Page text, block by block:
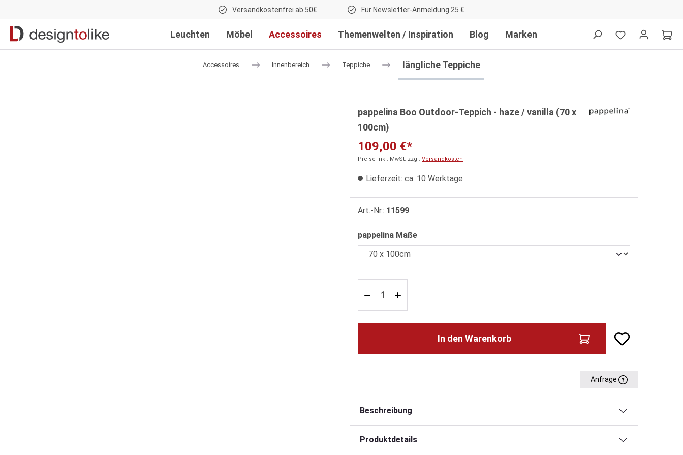
Versandkostenfrei ab 50€ Für Newsletter-Anmeldung 25 €
Leuchten Möbel Accessoires Themenwelten / Inspiration Blog Marken
Accessoires Innenbereich Teppiche längliche Teppiche
pappelina Boo Outdoor-Teppich - haze / vanilla (70 x
100cm)
109,00 €*
Preise inkl. MwSt. zzgl. Versandkosten
Lieferzeit: ca. 10 Werktage
Art.-Nr.: 11599
pappelina Maßeauswählen
In den Warenkorb
Anfrage
Beschreibung
Produktdetails